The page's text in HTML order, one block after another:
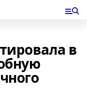
в